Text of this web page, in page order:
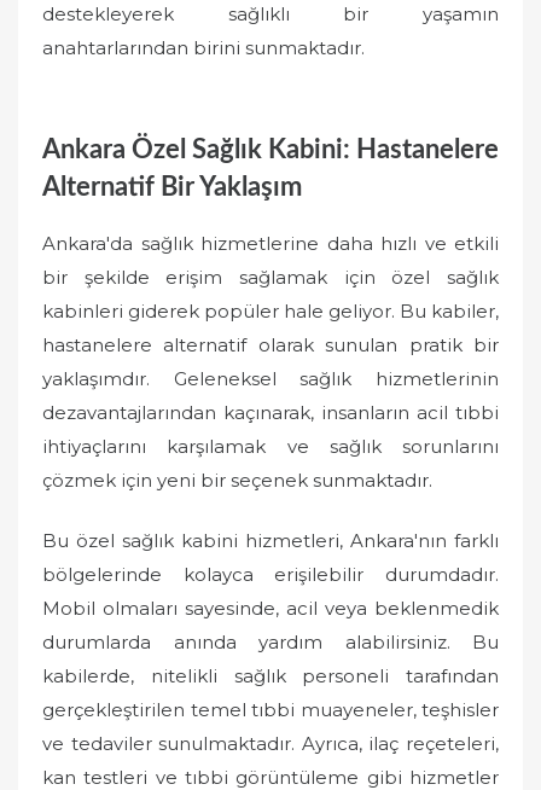
destekleyerek sağlıklı bir yaşamın
anahtarlarından birini sunmaktadır.
Ankara Özel Sağlık Kabini: Hastanelere
Alternatif Bir Yaklaşım
Ankara'da sağlık hizmetlerine daha hızlı ve etkili
bir şekilde erişim sağlamak için özel sağlık
kabinleri giderek popüler hale geliyor. Bu kabiler,
hastanelere alternatif olarak sunulan pratik bir
yaklaşımdır. Geleneksel sağlık hizmetlerinin
dezavantajlarından kaçınarak, insanların acil tıbbi
ihtiyaçlarını karşılamak ve sağlık sorunlarını
çözmek için yeni bir seçenek sunmaktadır.
Bu özel sağlık kabini hizmetleri, Ankara'nın farklı
bölgelerinde kolayca erişilebilir durumdadır.
Mobil olmaları sayesinde, acil veya beklenmedik
durumlarda anında yardım alabilirsiniz. Bu
kabilerde, nitelikli sağlık personeli tarafından
gerçekleştirilen temel tıbbi muayeneler, teşhisler
ve tedaviler sunulmaktadır. Ayrıca, ilaç reçeteleri,
kan testleri ve tıbbi görüntüleme gibi hizmetler